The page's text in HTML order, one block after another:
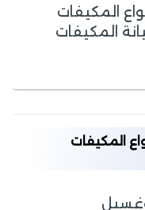
المكيفات
المكيفات
المكيفات